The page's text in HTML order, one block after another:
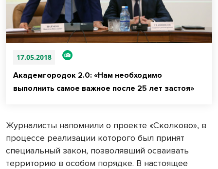
17.05.2018
Академгородок 2.0: «Нам необходимо
выполнить самое важное после 25 лет застоя»
Журналисты напомнили о проекте «Сколково», в
процессе реализации которого был принят
специальный закон, позволявший осваивать
территорию в особом порядке. В настоящее